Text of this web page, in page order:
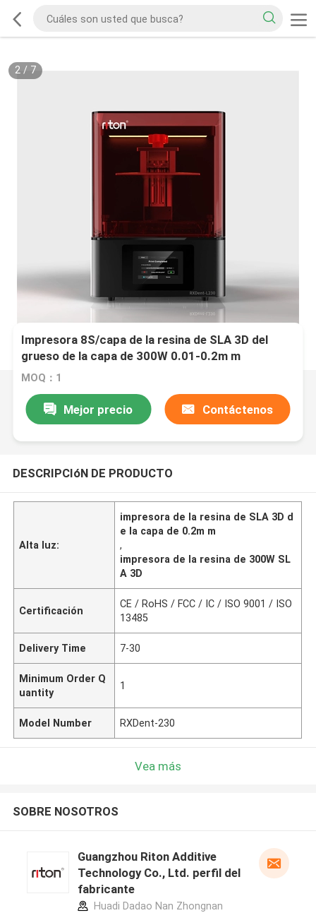
2/ 7
Impresora 8S/capa de la resina de SLA 3D del
grueso de la capa de 300W 0.01-0.2m m
MOQ：1
Mejor precio Contáctenos
DESCRIPCIóN DE PRODUCTO
Alta luz:
impresora de la resina de SLA 3D d
e la capa de 0.2m m
,
impresora de la resina de 300W SL
A 3D
Certificación
CE / RoHS / FCC / IC / ISO 9001 / ISO
13485
Delivery Time 7-30
Minimum Order Q
uantity
1
Model Number RXDent-230
Vea más
SOBRE NOSOTROS
Guangzhou Riton Additive
Technology Co., Ltd. perfil del
fabricante
Huadi Dadao Nan Zhongnan